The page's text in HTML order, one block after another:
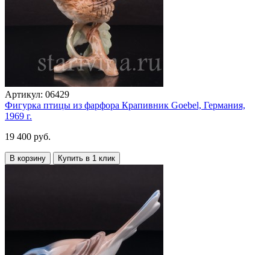
Артикул: 06429
Фигурка птицы из фарфора Крапивник Goebel, Германия,
1969 г.
19 400 руб.
В корзину Купить в 1 клик